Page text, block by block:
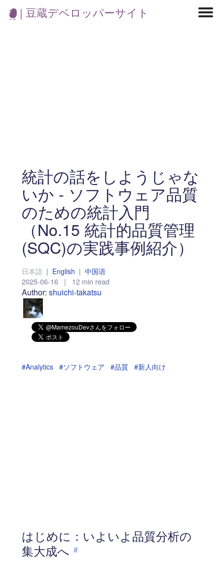
| 豆蔵デベロッパーサイト
統計の話をしようじゃな
いか - ソフトウェア品質
のための統計入門
（No.15 統計的品質管理
(SQC)の実践事例紹介）
日本語 | English | 中国语
2025-06-16 | 12 min read
Author: shuichi-takatsu
#Analytics #ソフトウェア #品質 #新人向け
はじめに：いよいよ品質分析の
集大成へ #